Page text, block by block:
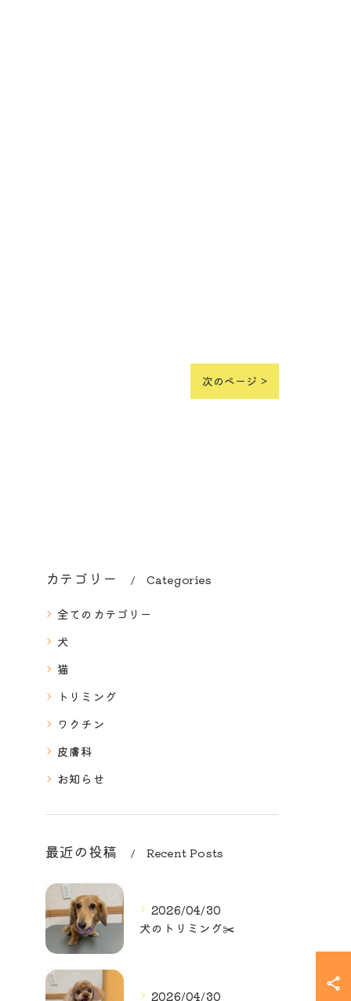
次のページ >
カテゴリー Categories
全てのカテゴリー
犬
猫
トリミング
ワクチン
皮膚科
お知らせ
最近の投稿 Recent Posts
2026/04/30
犬のトリミング✂️
2026/04/30